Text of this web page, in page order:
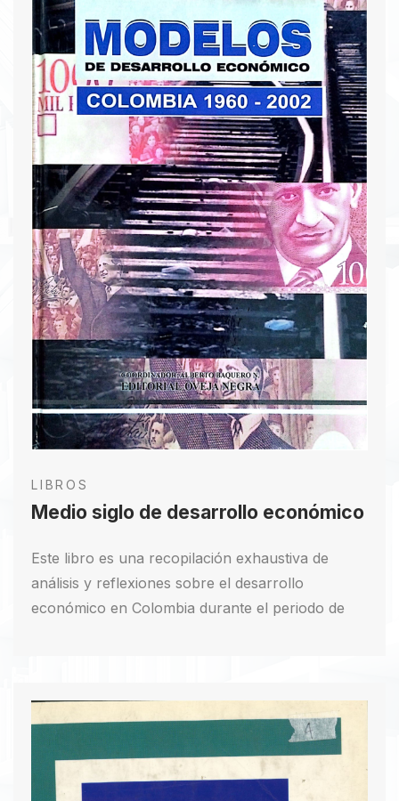
mercado secundario de hipotecas. En resumen,
el simposio proporciona una amplia gama de
información sobre el panorama financiero y
económico del país, ofreciendo insights valiosos
para los profesionales del sector y los
interesados en la economía colombiana.
Descargar PDF
LIBROS
Medio siglo de desarrollo económico
Este libro es una recopilación exhaustiva de
análisis y reflexiones sobre el desarrollo
económico en Colombia durante el periodo de
grandes cambios de política económica, los
modelos de desarrollo, y las estrategias
adoptadas en distintos gobiernos. Cada capítulo
ofrece una visión detallada de las políticas